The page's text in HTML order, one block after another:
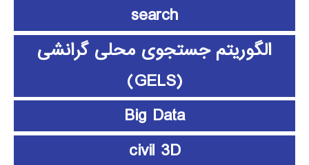
search
الگوریتم جستجوی محلی گرانشی
(GELS)
Big Data
civil 3D